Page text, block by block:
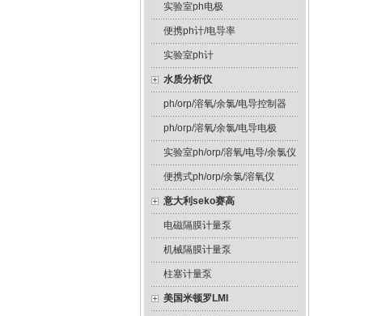
实验室ph电极
便携ph计/电导率
实验室ph计
水质分析仪
ph/orp/溶氧/余氯/电导控制器
ph/orp/溶氧/余氯/电导电极
实验室ph/orp/溶氧/电导/余氯仪
便携式ph/orp/余氯/溶氧仪
意大利seko赛高
电磁隔膜计量泵
机械隔膜计量泵
柱塞计量泵
美国米顿罗LMI